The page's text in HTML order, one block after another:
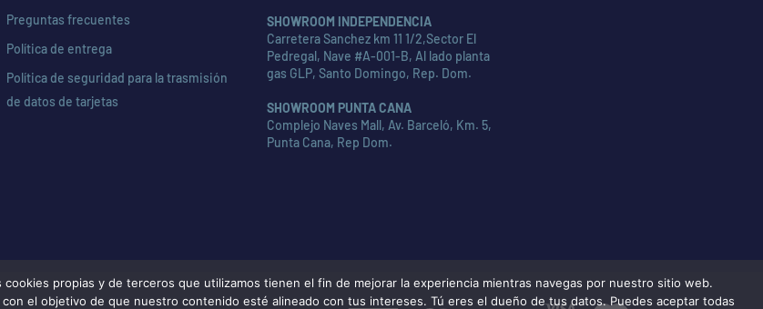
Preguntas frecuentes
Política de entrega
Política de seguridad para la trasmisión
de datos de tarjetas
SHOWROOM INDEPENDENCIA
Carretera Sanchez km 11 1/2,Sector El
Pedregal, Nave #A-001-B, Al lado planta
gas GLP, Santo Domingo, Rep. Dom.
SHOWROOM PUNTA CANA
Complejo Naves Mall, Av. Barceló, Km. 5,
Punta Cana, Rep Dom.
propias y de terceros que utilizamos tienen el fin de mejorar la experiencia mientras navegas por nuestro sitio web.
el objetivo de que nuestro contenido esté alineado con tus intereses. Tú eres el dueño de tus datos. Puedes aceptar todas